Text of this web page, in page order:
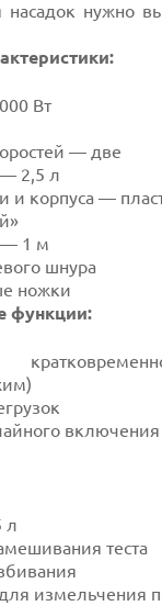
насадок нужно
Вт
— две
2,5 л
и корпуса —
— 1 м
шнура
ножки
функции:
включения
л
теста
измельчения